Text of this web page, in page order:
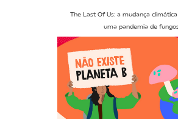
The Last Of Us: a mudança
uma pandemia de